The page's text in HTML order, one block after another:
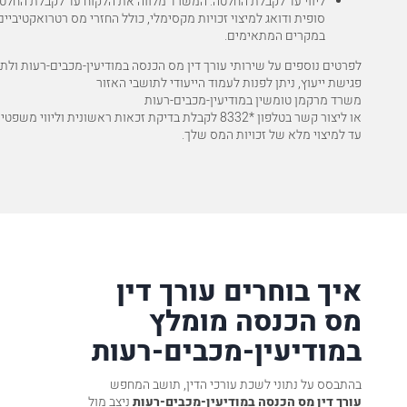
סופית ודואג למיצוי זכויות מקסימלי, כולל החזרי מס
במקרים המתאימים.
לפרטים נוספים על שירותי עורך דין מס הכנסה במודיעין-מכבים-רעות
פגישת ייעוץ, ניתן לפנות לעמוד הייעודי לתושבי האזור
משרד מרקמן טומשין במודיעין-מכבים-רעות
או ליצור קשר בטלפון*8332
לקבלת בדיקת זכאות ראשונית וליווי
עד למיצוי מלא של זכויות המס שלך.
איך בוחרים עורך דין
מס הכנסה מומלץ
במודיעין-מכבים-רעות
בהתבסס על נתוני לשכת עורכי הדין, תושב המחפש
עורך דין מס הכנסה במודיעין-מכבים-רעותניצב מול